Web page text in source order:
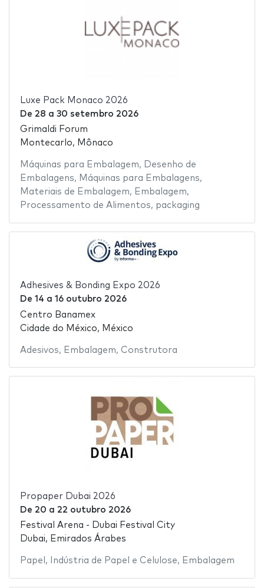
Luxe Pack Monaco 2026
De 28 a 30 setembro 2026
Grimaldi Forum
Montecarlo, Mônaco
Máquinas para Embalagem, Desenho de
Embalagens, Máquinas para Embalagens,
Materiais de Embalagem, Embalagem,
Processamento de Alimentos, packaging
Adhesives & Bonding Expo 2026
De 14 a 16 outubro 2026
Centro Banamex
Cidade do México, México
Adesivos, Embalagem, Construtora
Propaper Dubai 2026
De 20 a 22 outubro 2026
Festival Arena - Dubai Festival City
Dubai, Emirados Árabes
Papel , Indústria de Papel e Celulose, Embalagem